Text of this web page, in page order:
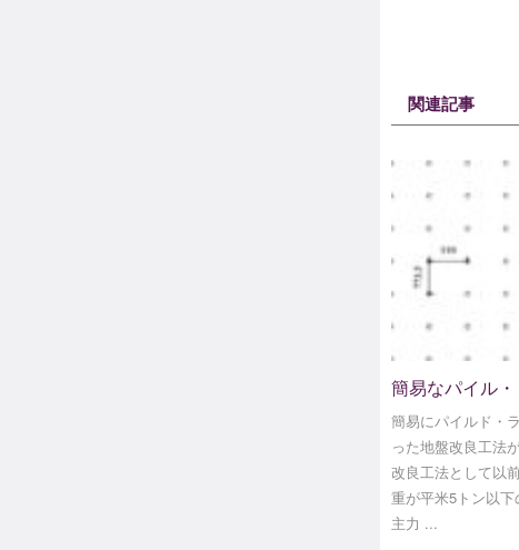
関連記事
簡易なパイル・
簡易にパイルド・
った地盤改良工法
改良工法として以
重が平米5トン以下
主力 ...